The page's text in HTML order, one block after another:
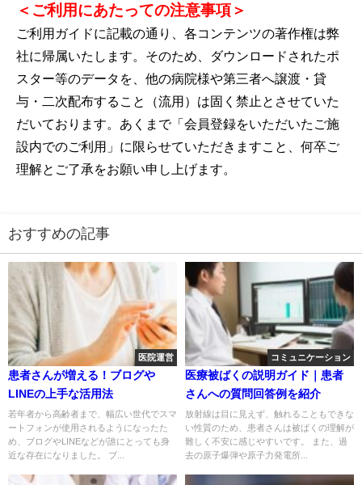
＜ご利用にあたっての注意事項＞
ご利用ガイドに記載の通り、各コンテンツの著作権は弊
社に帰属いたします。そのため、ダウンロードされたポ
スター等のデータを、他の病院様や第三者へ譲渡・貸
与・二次配布すること（流用）は固く禁止とさせていた
だいております。あくまで「会員登録をいただいたご施
設内でのご利用」に限らせていただきますこと、何卒ご
理解とご了承をお願い申し上げます。
おすすめの記事
医院運営
患者さんが増える！ブログや
LINEの上手な活用法
若年者から高齢者まで、幅広い世代でスマ
ートフォンが使用されるようになったた
め、ブログやLINEなどが誰にとっても身
近な存在になりました。 ブ...
コミュニケーション
医療被ばくの説明ガイド｜患者
さんへの質問回答例を紹介
放射線は目に見えず、触れることもできな
い性質のため、患者さんは被ばくの理解が
難しく不安に感じやすいです。 また、過
去の原子爆弾や原子力発電所...